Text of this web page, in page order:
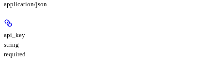
application/json
api_key
string
required